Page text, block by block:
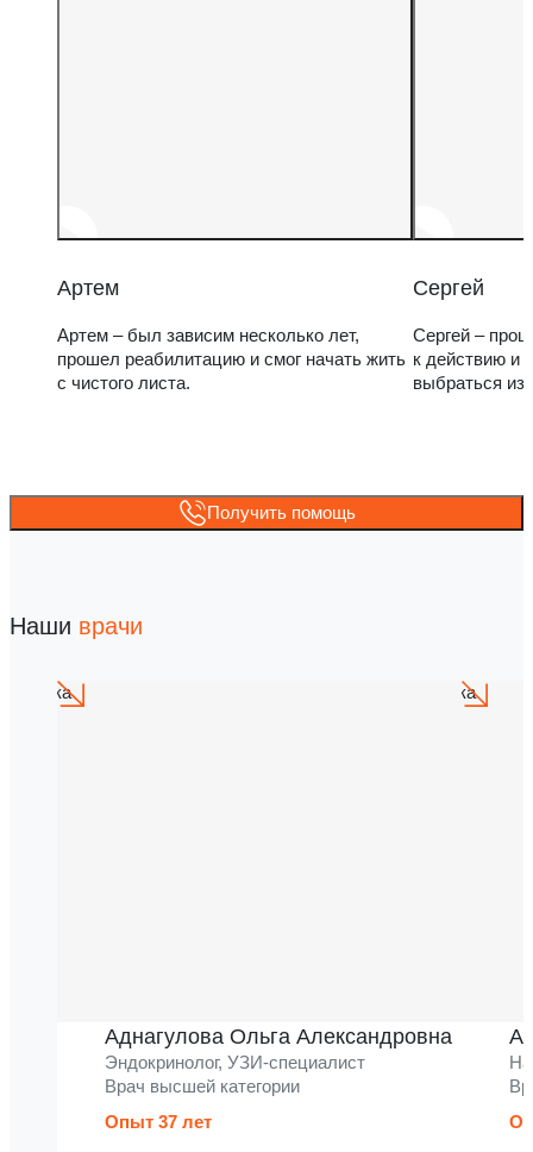
Артем
Артем – был зависим несколько лет,
прошел реабилитацию и смог начать жить
с чистого листа.
Сергей
Сергей –
к действию и
выбраться из
Получить помощь
Наши врачи
Аднагулова Ольга Александровна
Эндокринолог, УЗИ-специалист
Врач высшей категории
Опыт 37 лет